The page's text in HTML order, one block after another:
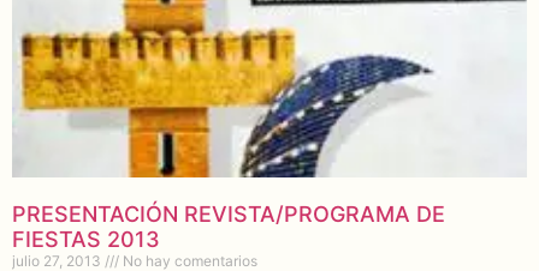
PRESENTACIÓN REVISTA/PROGRAMA DE
FIESTAS 2013
julio 27, 2013 No hay comentarios